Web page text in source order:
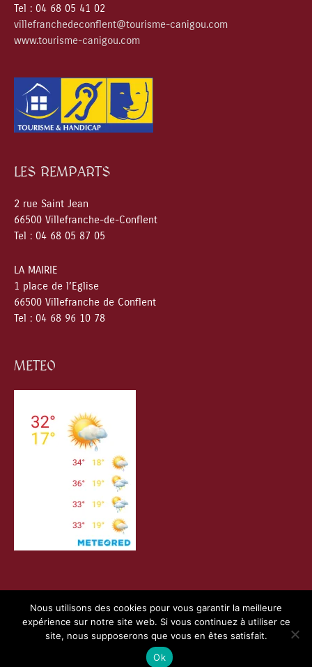
Tel : 04 68 05 41 02
villefranchedeconflent@tourisme-canigou.com
www.tourisme-canigou.com
LES REMPARTS
2 rue Saint Jean
66500 Villefranche-de-Conflent
Tel : 04 68 05 87 05
LA MAIRIE
1 place de l’Eglise
66500 Villefranche de Conflent
Tel : 04 68 96 10 78
METEO
Copyright © 2026 Villefranche de Conflent
| Création
Mentions Légales
Nous utilisons des cookies pour vous garantir la meilleure
expérience sur notre site web. Si vous continuez à utiliser ce
site, nous supposerons que vous en êtes satisfait.
Ok